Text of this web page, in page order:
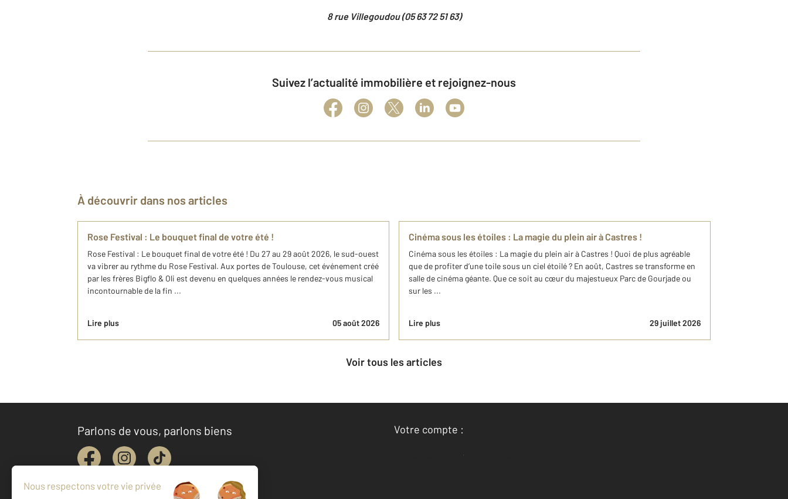
8 rue Villegoudou (05 63 72 51 63)
Suivez l’actualité immobilière et rejoignez-nous
À découvrir dans nos articles
Rose Festival : Le bouquet final de votre été !
Rose Festival : Le bouquet final de votre été ! Du 27 au 29 août 2026, le sud-ouest
va vibrer au rythme du Rose Festival. Aux portes de Toulouse, cet événement créé
par les frères Bigflo & Oli est devenu en quelques années le rendez-vous musical
incontournable de la fin ...
Lire plus 05 août 2026
Cinéma sous les étoiles : La magie du plein air à Castres !
Cinéma sous les étoiles : La magie du plein air à Castres ! Quoi de plus agréable
que de profiter d’une toile sous un ciel étoilé ? En août, Castres se transforme en
salle de cinéma géante. Que ce soit au cœur du majestueux Parc de Gourjade ou
sur les ...
Lire plus 29 juillet 2026
Voir tous les articles
Parlons de vous, parlons biens
Votre compte :
Accéder à mon compte